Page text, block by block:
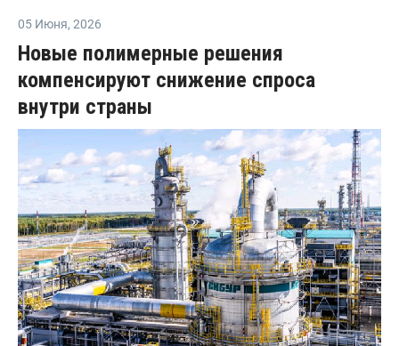
05 Июня, 2026
Новые полимерные решения
компенсируют снижение спроса
внутри страны